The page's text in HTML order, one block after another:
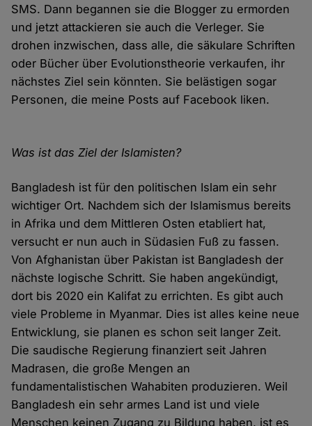
SMS. Dann begannen sie die Blogger zu ermorden
und jetzt attackieren sie auch die Verleger. Sie
drohen inzwischen, dass alle, die säkulare Schriften
oder Bücher über Evolutionstheorie verkaufen, ihr
nächstes Ziel sein könnten. Sie belästigen sogar
Personen, die meine Posts auf Facebook liken.
Was ist das Ziel der Islamisten?
Bangladesh ist für den politischen Islam ein sehr
wichtiger Ort. Nachdem sich der Islamismus bereits
in Afrika und dem Mittleren Osten etabliert hat,
versucht er nun auch in Südasien Fuß zu fassen.
Von Afghanistan über Pakistan ist Bangladesh der
nächste logische Schritt. Sie haben angekündigt,
dort bis 2020 ein Kalifat zu errichten. Es gibt auch
viele Probleme in Myanmar. Dies ist alles keine neue
Entwicklung, sie planen es schon seit langer Zeit.
Die saudische Regierung finanziert seit Jahren
Madrasen, die große Mengen an
fundamentalistischen Wahabiten produzieren. Weil
Bangladesh ein sehr armes Land ist und viele
Menschen keinen Zugang zu Bildung haben, ist es